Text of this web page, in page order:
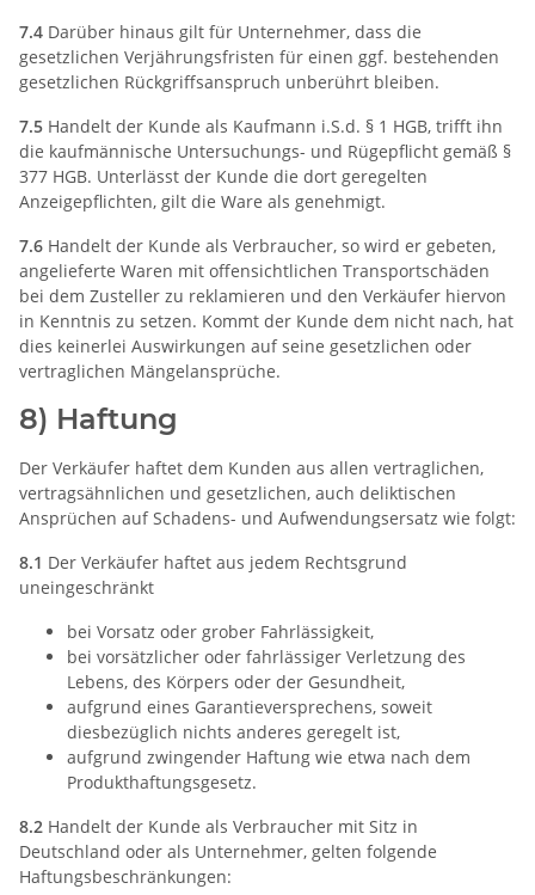
7.4 Darüber hinaus gilt für Unternehmer, dass die
gesetzlichen Verjährungsfristen für einen ggf. bestehenden
gesetzlichen Rückgriffsanspruch unberührt bleiben.
7.5 Handelt der Kunde als Kaufmann i.S.d. § 1 HGB, trifft ihn
die kaufmännische Untersuchungs- und Rügepflicht gemäß §
377 HGB. Unterlässt der Kunde die dort geregelten
Anzeigepflichten, gilt die Ware als genehmigt.
7.6 Handelt der Kunde als Verbraucher, so wird er gebeten,
angelieferte Waren mit offensichtlichen Transportschäden
bei dem Zusteller zu reklamieren und den Verkäufer hiervon
in Kenntnis zu setzen. Kommt der Kunde dem nicht nach, hat
dies keinerlei Auswirkungen auf seine gesetzlichen oder
vertraglichen Mängelansprüche.
8) Haftung
Der Verkäufer haftet dem Kunden aus allen vertraglichen,
vertragsähnlichen und gesetzlichen, auch deliktischen
Ansprüchen auf Schadens- und Aufwendungsersatz wie folgt:
8.1 Der Verkäufer haftet aus jedem Rechtsgrund
uneingeschränkt
bei Vorsatz oder grober Fahrlässigkeit,
bei vorsätzlicher oder fahrlässiger Verletzung des
Lebens, des Körpers oder der Gesundheit,
aufgrund eines Garantieversprechens, soweit
diesbezüglich nichts anderes geregelt ist,
aufgrund zwingender Haftung wie etwa nach dem
Produkthaftungsgesetz.
8.2 Handelt der Kunde als Verbraucher mit Sitz in
Deutschland oder als Unternehmer, gelten folgende
Haftungsbeschränkungen: